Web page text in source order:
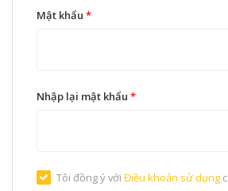
Mật khẩu *
Nhập lại mật khẩu *
Tôi đồng ý với Điều khoản sử dụng